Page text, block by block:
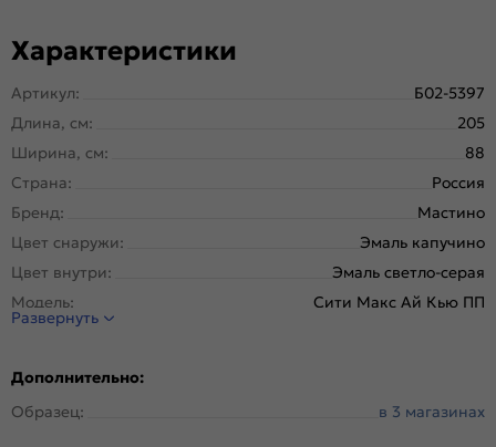
Характеристики
Артикул:
Б02-5397
Длина, см:
205
Ширина, см:
88
Страна:
Россия
Бренд:
Мастино
Цвет снаружи:
Эмаль капучино
Цвет внутри:
Эмаль светло-серая
Модель:
Сити Макс Ай Кью ПП
Открывание:
Исполнение:
Марка
Холоднокатанная. Новолипецкий
Развернуть
Дополнительно:
Образец:
в 3 магазинах